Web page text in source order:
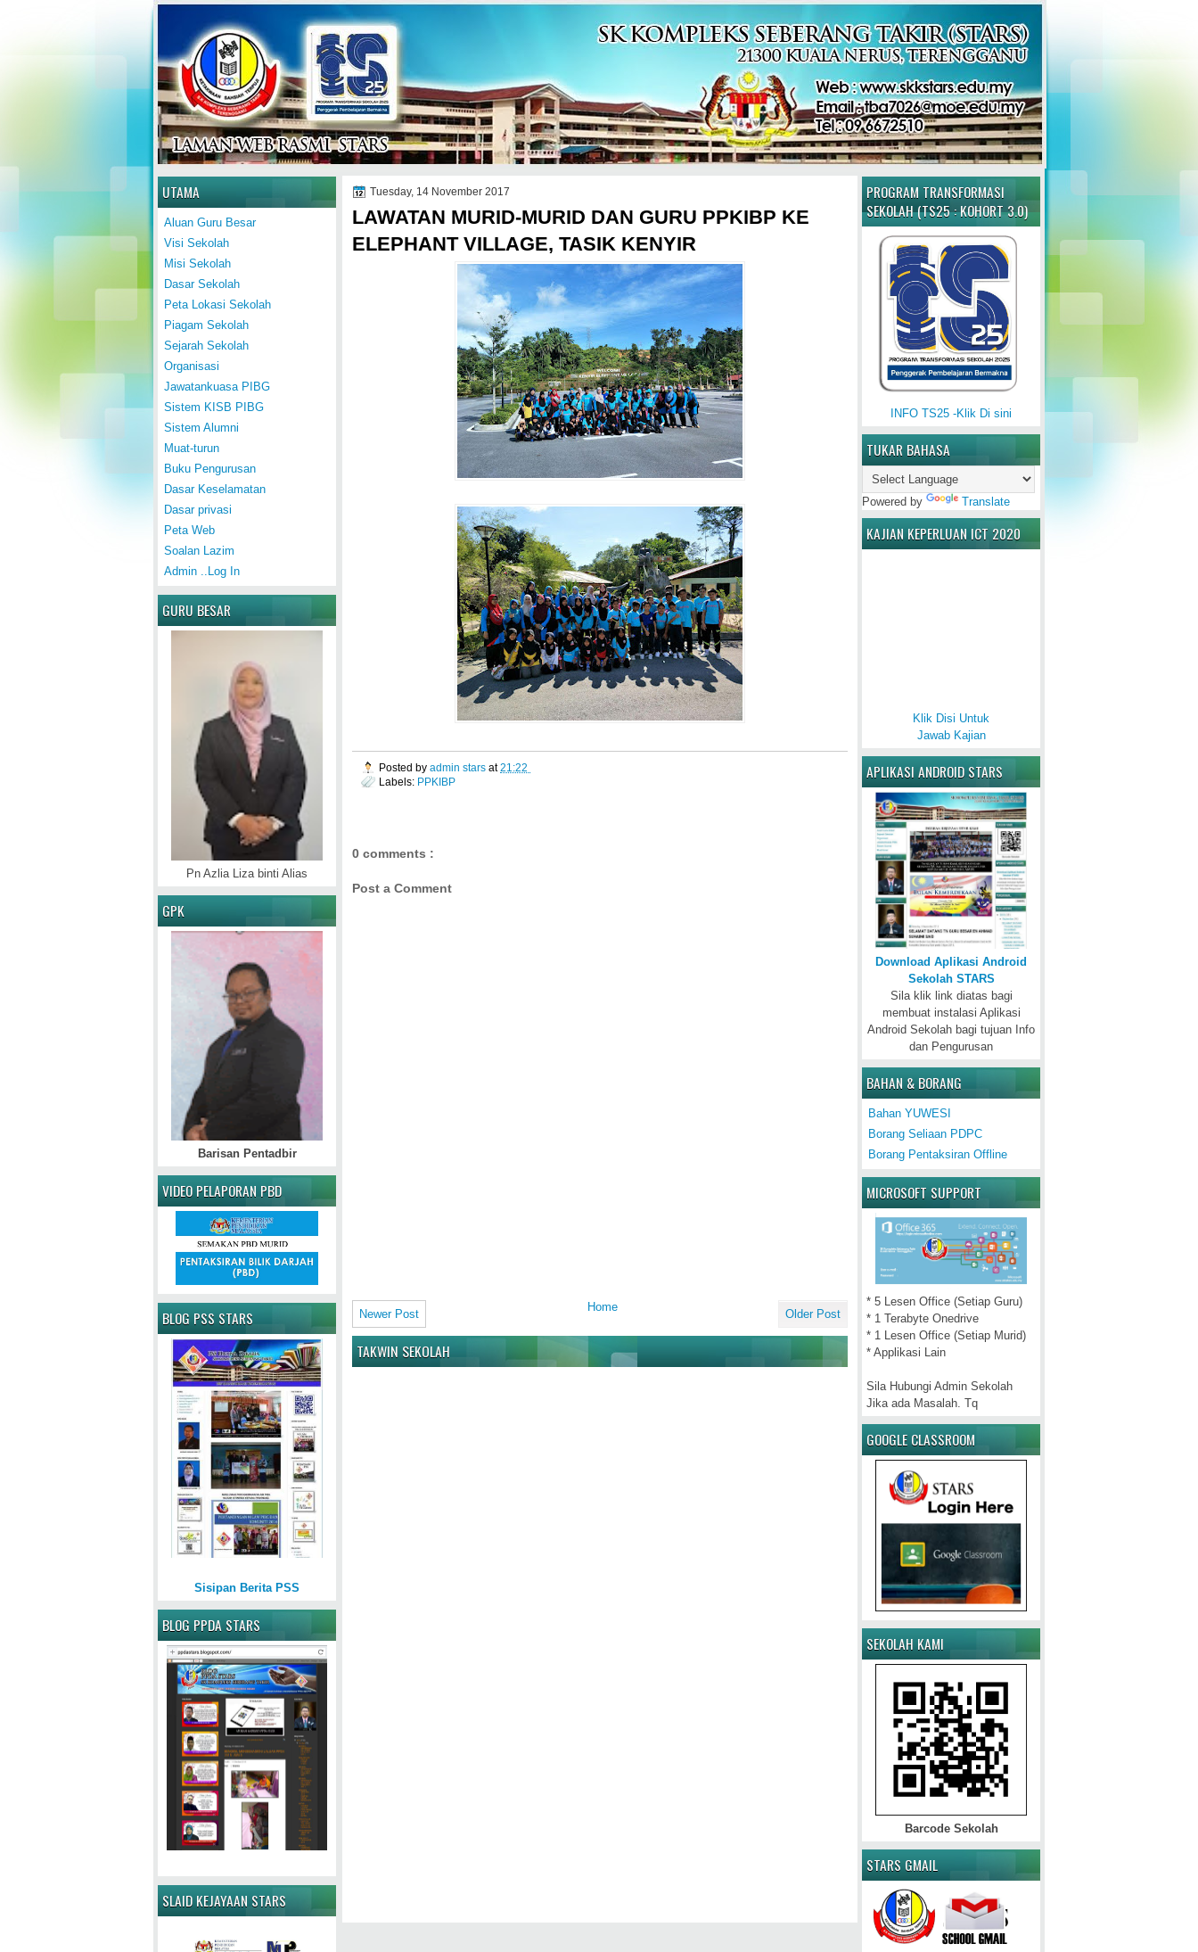
Home
PROGRAM TRANSFORMASI
SEKOLAH (TS25 : KOHORT 3.0)
INFO TS25 -Klik Di sini
TUKAR BAHASA
Powered by Translate
KAJIAN KEPERLUAN ICT 2020
Klik Disi Untuk
Jawab Kajian
APLIKASI ANDROID STARS
Download Aplikasi Android
Sekolah STARS
Sila klik link diatas bagi
membuat instalasi Aplikasi
Android Sekolah bagi tujuan Info
dan Pengurusan
BAHAN & BORANG
Bahan YUWESI
Borang Seliaan PDPC
Borang Pentaksiran Offline
MICROSOFT SUPPORT
* 5 Lesen Office (Setiap Guru)
* 1 Terabyte Onedrive
* 1 Lesen Office (Setiap Murid)
* Applikasi Lain
Sila Hubungi Admin Sekolah
Jika ada Masalah. Tq
GOOGLE CLASSROOM
SEKOLAH KAMI
Barcode Sekolah
STARS GMAIL
Tuesday, 14 November 2017
LAWATAN MURID-MURID DAN GURU PPKIBP KE
ELEPHANT VILLAGE, TASIK KENYIR
Posted by admin stars at21:22
Labels: PPKIBP
0 comments :
Post a Comment
Newer Post Older Post
Home
TAKWIN SEKOLAH
UTAMA
Aluan Guru Besar
Visi Sekolah
Misi Sekolah
Dasar Sekolah
Peta Lokasi Sekolah
Piagam Sekolah
Sejarah Sekolah
Organisasi
Jawatankuasa PIBG
Sistem KISB PIBG
Sistem Alumni
Muat-turun
Buku Pengurusan
Dasar Keselamatan
Dasar privasi
Peta Web
Soalan Lazim
Admin ..Log In
GURU BESAR
Pn Azlia Liza binti Alias
GPK
Barisan Pentadbir
VIDEO PELAPORAN PBD
BLOG PSS STARS
Sisipan Berita PSS
BLOG PPDA STARS
SLAID KEJAYAAN STARS